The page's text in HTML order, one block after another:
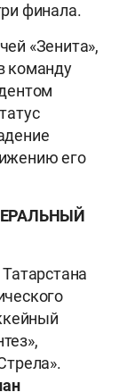
финала.
«Зенита»,
команду
его